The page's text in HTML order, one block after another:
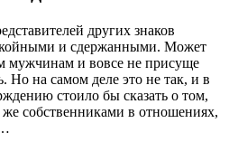
других знаков
и сдержанными. Может
мужчинам и вовсе не присуще
Но на самом деле это не так, и в
стоило бы сказать о том,
собственниками в отношениях,